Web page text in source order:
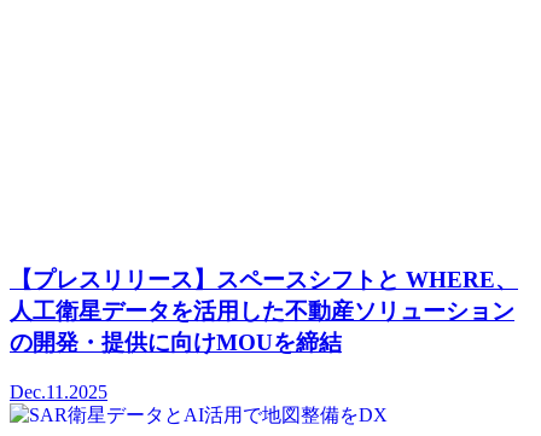
【プレスリリース】スペースシフトと WHERE、
人工衛星データを活用した不動産ソリューション
の開発・提供に向けMOUを締結
Dec.11.2025